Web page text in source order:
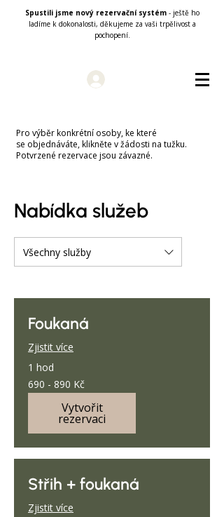
Spustili jsme nový rezervační systém- ještě ho
ladíme k dokonalosti, děkujeme za vaši trpělivost a
pochopení.
Nabídka služeb
Všechny služby
Foukaná
Zjistit více
1 hod
690
-
890
690 - 890 Kč
Vytvořit
rezervaci
Střih + foukaná
Zjistit více
Pro výběr konkrétní osoby, ke které
se objednáváte, klikněte v žádosti na tužku.
Potvrzené rezervace jsou závazné.